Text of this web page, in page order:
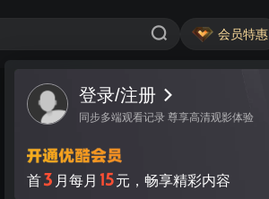
会员特惠
登录/注册
同步多端观看记录 尊享高清观影体验
首3 月每月 15元，畅享精彩内容